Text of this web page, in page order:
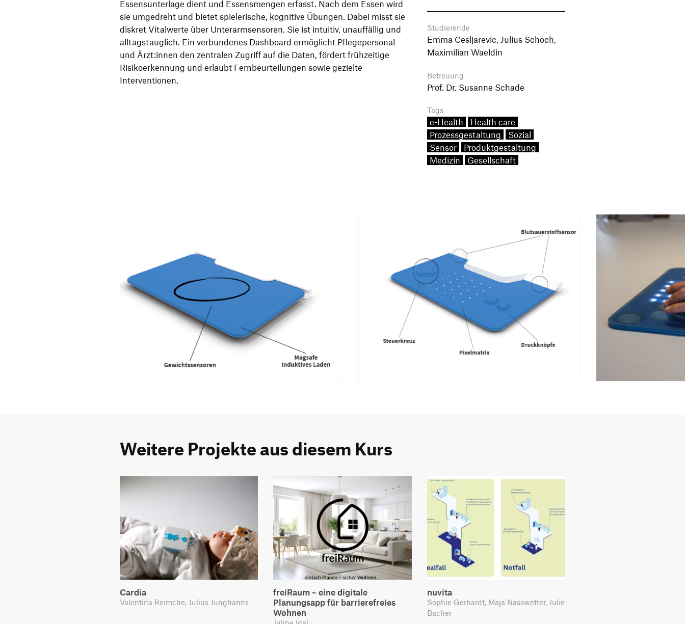
Essensunterlage dient und Essensmengen erfasst. Nach dem Essen wird
sie umgedreht und bietet spielerische, kognitive Übungen. Dabei misst sie
diskret Vitalwerte über Unterarmsensoren. Sie ist intuitiv, unauffällig und
alltagstauglich. Ein verbundenes Dashboard ermöglicht Pflegepersonal
und Ärzt:innen den zentralen Zugriff auf die Daten, fördert frühzeitige
Risikoerkennung und erlaubt Fernbeurteilungen sowie gezielte
Interventionen.
Studierende
Emma Cesljarevic, Julius Schoch,
Maximilian Waeldin
Betreuung
Prof. Dr. Susanne Schade
Tags
e-Health
Health care
Prozessgestaltung
Sozial
Sensor
Produktgestaltung
Medizin
Gesellschaft
Weitere Projekte aus diesem Kurs
Cardia
Valentina Reimche, Julius Junghanns
freiRaum – eine digitale
Planungsapp für barrierefreies
Wohnen
nuvita
Sophie Gerhardt, Maja Nasswetter, Julie
Bacher